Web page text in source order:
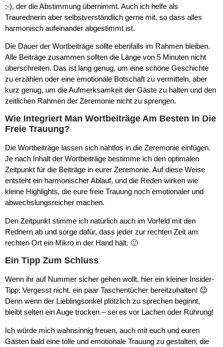
;-), der die Abstimmung übernimmt. Auch ich helfe als
Traurednerin aber selbstverständlich gerne mit, so dass alles
harmonisch aufeinander abgestimmt ist.
Die Dauer der Wortbeiträge sollte ebenfalls im Rahmen bleiben.
Alle Beiträge zusammen sollten die Länge von 5 Minuten nicht
überschreiten. Das ist lang genug, um eine schöne Geschichte
zu erzählen oder eine emotionale Botschaft zu vermitteln, aber
kurz genug, um die Aufmerksamkeit der Gäste zu halten und den
zeitlichen Rahmen der Zeremonie nicht zu sprengen.
Wie Integriert Man Wortbeiträge Am Besten In Die
Freie Trauung?
Die Wortbeiträge lassen sich nahtlos in die Zeremonie einfügen.
Je nach Inhalt der Wortbeiträge bestimme ich den optimalen
Zeitpunkt für die Beiträge in eurer Zeremonie. Auf diese Weise
entsteht ein harmonischer Ablauf, und die Reden wirken wie
kleine Highlights, die eure freie Trauung noch emotionaler und
abwechslungsreicher machen.
Den Zeitpunkt stimme ich natürlich auch im Vorfeld mit den
Rednern ab und sorge dafür, dass jeder zur rechten Zeit am
rechten Ort ein Mikro in der Hand hält. 🙂
Ein Tipp Zum Schluss
Wenn ihr auf Nummer sicher gehen wollt, hier ein kleiner Insider-
Tipp: Vergesst nicht, ein paar Taschentücher bereitzuhalten! 😉
Denn wenn der Lieblingsonkel plötzlich zu sprechen beginnt,
bleibt selten ein Auge trocken – sei es vor Lachen oder Rührung!
Ich würde mich wahnsinnig freuen, auch mit euch und euren
Gästen bald eine tolle und emotionale Trauung zu gestalten, die